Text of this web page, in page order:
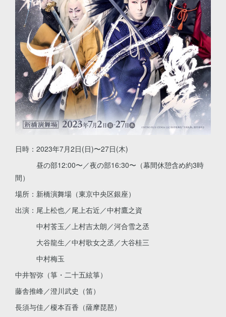
日時：2023年7月2日(日)〜27日(木)
昼の部12:00〜／夜の部16:30〜（幕間休憩含め約3時
間）
場所：新橋演舞場（東京中央区銀座）
出演：尾上松也／尾上右近／中村鷹之資
中村莟玉／上村吉太朗／河合雪之丞
大谷龍生／中村歌女之丞／大谷桂三
中村梅玉
中井智弥（箏・二十五絃箏）
藤舎推峰／澄川武史（笛）
長須与佳／榎本百香（薩摩琵琶）